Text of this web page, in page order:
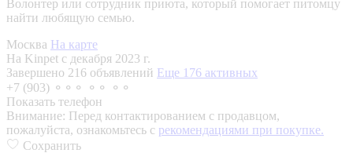
Волонтер или сотрудник приюта, который помогает питомцу
найти любящую семью.
Москва На карте
На Kinpet c декабря 2023 г.
Завершено 216 объявлений Еще 176 активных
+7 (903) ⚬⚬⚬ ⚬⚬ ⚬⚬
Показать телефон
Внимание: Перед контактированием с продавцом,
пожалуйста, ознакомьтесь с рекомендациями при покупке.
Сохранить